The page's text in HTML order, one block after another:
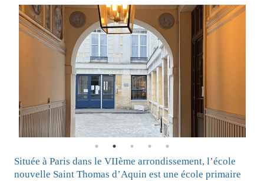
Située à Paris dans le VIIème arrondissement, l’école
nouvelle Saint Thomas d’Aquin est une école primaire